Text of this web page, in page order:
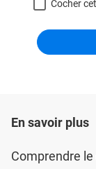
Cocher
En savoir plus
Comprendre